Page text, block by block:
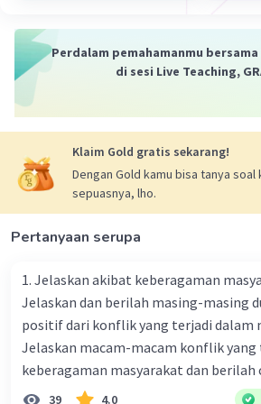
jajahan diatur dan
kepentingan negara
ekonomi, di mana sektor
oleh perusahaan asing dan
beroperasi secara terpisah
tradisional yang melibatkan
Sistem ini tidak bertujuan
kesejahteraan masyarakat
konsumsi negara penjajah.
Beri Rating·0.0( 0) Balas
Jacky J
Perdalam pemahamanmu
di sesi Live Teaching,
Klaim Gold gratis sekarang!
Dengan Gold kamu bisa tanya soal
sepuasnya, lho.
Pertanyaan serupa
1. Jelaskan akibat keberagaman
Jelaskan dan berilah masing-masing
positif dari konflik yang terjadi dalam
Jelaskan macam-macam konflik
keberagaman masyarakat dan berilah
Mengapa dalam masyarakat yang
39 4.0